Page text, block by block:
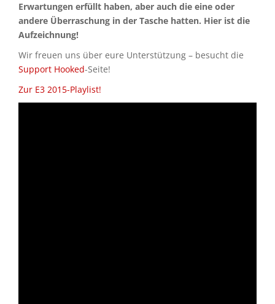
Discord
Erwartungen erfüllt haben, aber auch die eine oder
andere Überraschung in der Tasche hatten. Hier ist die
Aufzeichnung!
Wir freuen uns über eure Unterstützung – besucht die
Support Hooked-Seite!
Zur E3 2015-Playlist!